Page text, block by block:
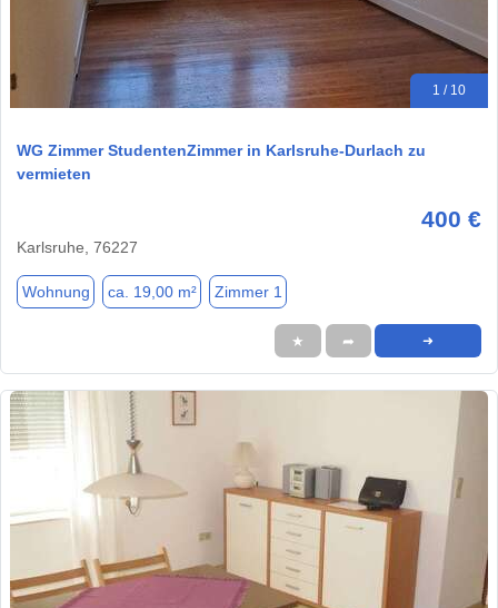
1 / 10
WG Zimmer StudentenZimmer in Karlsruhe-Durlach zu
vermieten
400 €
Karlsruhe, 76227
Wohnung ca. 19,00 m² Zimmer 1
★ ➦ ➜